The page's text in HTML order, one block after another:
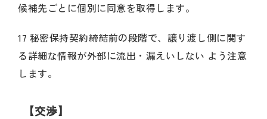
候補先ごとに個別に同意を取得します。
17 秘密保持契約締結前の段階で、譲り渡し側に関す
る詳細な情報が外部に流出・漏えいしない よう注意
します。
【交渉】